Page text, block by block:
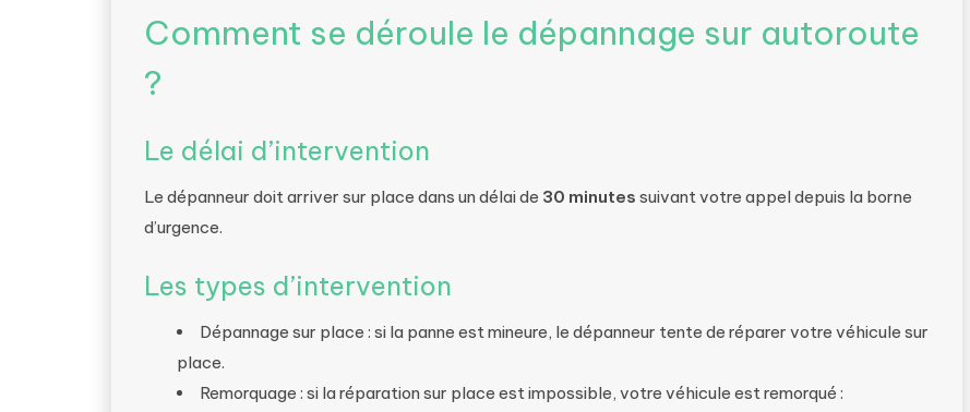
Comment se déroule le dépannage sur autoroute
?
Le délai d’intervention
Le dépanneur doit arriver sur place dans un délai de 30 minutes suivant votre appel depuis la borne
d’urgence.
Les types d’intervention
Dépannage sur place : si la panne est mineure, le dépanneur tente de réparer votre véhicule sur
place.
Remorquage : si la réparation sur place est impossible, votre véhicule est remorqué :